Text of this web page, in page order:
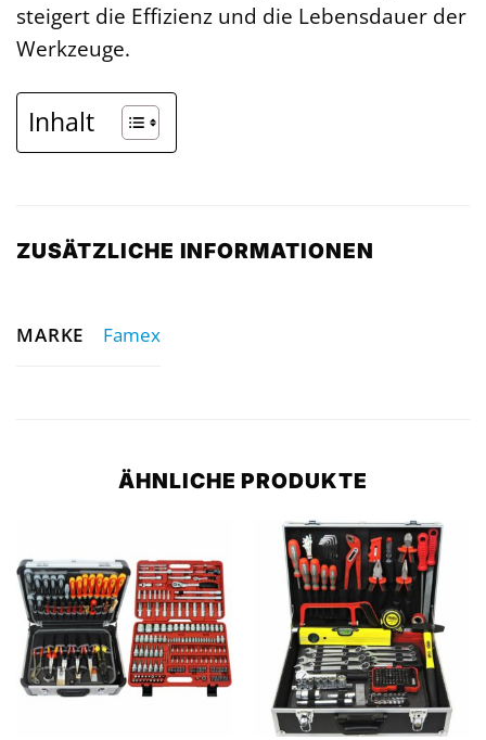
steigert die Effizienz und die Lebensdauer der
Werkzeuge.
Inhalt
ZUSÄTZLICHE INFORMATIONEN
MARKE Famex
ÄHNLICHE PRODUKTE